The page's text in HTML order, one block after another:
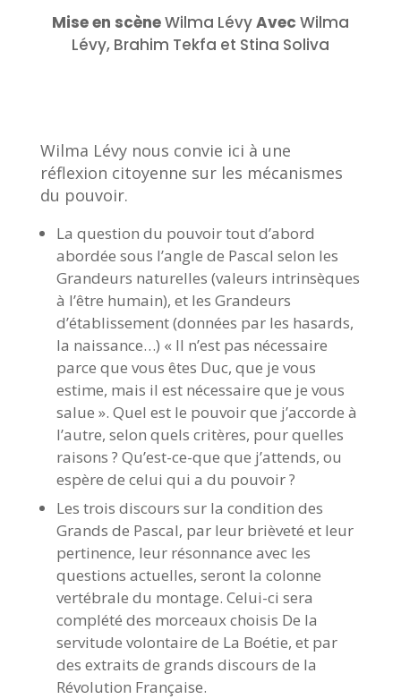
Mise en scèneWilma LévyAvec Wilma
Lévy, Brahim Tekfa et Stina Soliva
Wilma Lévy nous convie ici à une
réflexion citoyenne sur les mécanismes
du pouvoir.
La question du pouvoir tout d’abord
abordée sous l’angle de Pascal selon les
Grandeurs naturelles (valeurs intrinsèques
à l’être humain), et les Grandeurs
d’établissement (données par les hasards,
la naissance…) « Il n’est pas nécessaire
parce que vous êtes Duc, que je vous
estime, mais il est nécessaire que je vous
salue ». Quel est le pouvoir que j’accorde à
l’autre, selon quels critères, pour quelles
raisons ? Qu’est-ce-que que j’attends, ou
espère de celui qui a du pouvoir ?
Les trois discours sur la condition des
Grands de Pascal, par leur brièveté et leur
pertinence, leur résonnance avec les
questions actuelles, seront la colonne
vertébrale du montage. Celui-ci sera
complété des morceaux choisis De la
servitude volontaire de La Boétie, et par
des extraits de grands discours de la
Révolution Française.